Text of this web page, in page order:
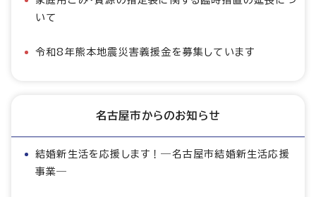
いて
令和8年熊本地震災害義援金を募集しています
名古屋市からのお知らせ
結婚新生活を応援します！―名古屋市結婚新生活応援
事業―